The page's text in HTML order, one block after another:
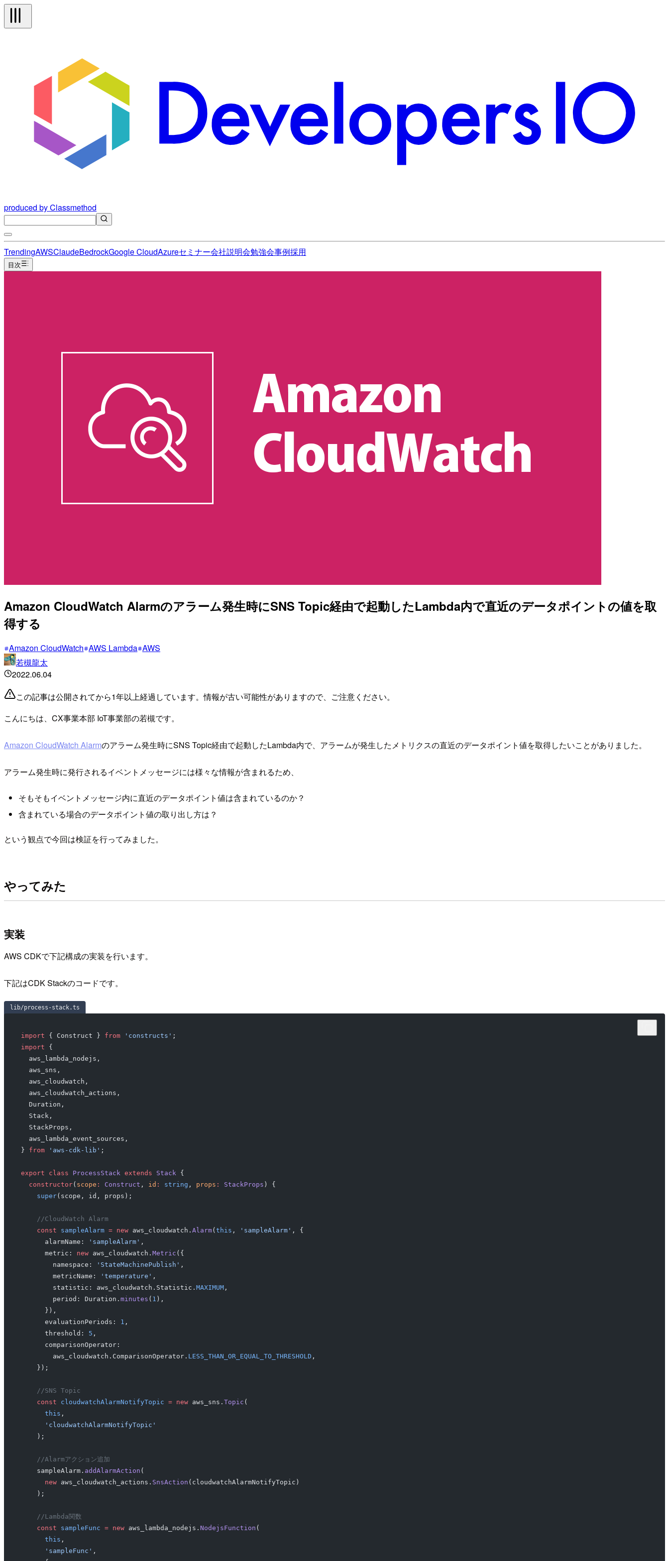
produced by Classmethod
TrendingAWSClaudeBedrockGoogle CloudAzureセミナー会社説明会勉強会事例採用
目次
Amazon CloudWatch Alarmのアラーム発生時にSNS Topic経由で起動したLambda内で直近のデータポイントの値を取
得する
Amazon CloudWatch AWS Lambda AWS
若槻龍太
2022.06.04
この記事は公開されてから1年以上経過しています。情報が古い可能性がありますので、ご注意ください。
こんにちは、CX事業本部 IoT事業部の若槻です。
Amazon CloudWatch Alarmのアラーム発生時にSNS Topic経由で起動したLambda内で、アラームが発生したメトリクスの直近のデータポイント値を取得したいことがありました。
アラーム発生時に発行されるイベントメッセージには様々な情報が含まれるため、
そもそもイベントメッセージ内に直近のデータポイント値は含まれているのか？
含まれている場合のデータポイント値の取り出し方は？
という観点で今回は検証を行ってみました。
やってみた
実装
AWS CDKで下記構成の実装を行います。
下記はCDK Stackのコードです。
lib/process-stack.ts
import { Construct } from 'constructs' ;
import {
  aws_lambda_nodejs,
  aws_sns,
  aws_cloudwatch,
  aws_cloudwatch_actions,
  Duration,
  Stack,
  StackProps,
  aws_lambda_event_sources,
} from 'aws-cdk-lib' ;
export class ProcessStack extends Stack {
  constructor
( scope : Construct , id : string , props : StackProps ) {
    super
(scope, id, props);
    //CloudWatch Alarm
    const
sampleAlarm = new aws_cloudwatch. Alarm( this , 'sampleAlarm' , {
      alarmName:
'sampleAlarm' ,
      metric:
new aws_cloudwatch. Metric ({
        namespace:
'StateMachinePublish' ,
        metricName:
'temperature' ,
        statistic: aws_cloudwatch.Statistic.
MAXIMUM,
        period: Duration.
minutes ( 1 ),
      }),
      evaluationPeriods:
1 ,
      threshold:
5 ,
      comparisonOperator:
        aws_cloudwatch.ComparisonOperator.
LESS_THAN_OR_EQUAL_TO_THRESHOLD ,
    });
    //SNS Topic
    const
cloudwatchAlarmNotifyTopic = new aws_sns. Topic (
      this
,
      'cloudwatchAlarmNotifyTopic'
    );
    //Alarmアクション追加
    sampleAlarm.
addAlarmAction (
      new
aws_cloudwatch_actions. SnsAction (cloudwatchAlarmNotifyTopic)
    );
    //Lambda関数
    const
sampleFunc = new aws_lambda_nodejs. NodejsFunction (
      this
,
      'sampleFunc'
,